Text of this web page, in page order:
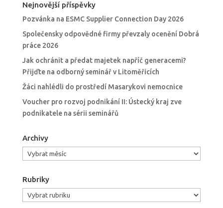
Nejnovější příspěvky
Pozvánka na ESMC Supplier Connection Day 2026
Společensky odpovědné firmy převzaly ocenění Dobrá
práce 2026
Jak ochránit a předat majetek napříč generacemi?
Přijďte na odborný seminář v Litoměřicích
Žáci nahlédli do prostředí Masarykovi nemocnice
Voucher pro rozvoj podnikání II: Ústecký kraj zve
podnikatele na sérii seminářů
Archivy
Archivy
Rubriky
Rubriky